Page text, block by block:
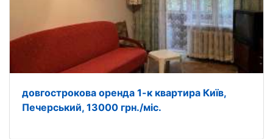
довгострокова оренда 1-к квартира Київ,
Печерський, 13000 грн./міс.